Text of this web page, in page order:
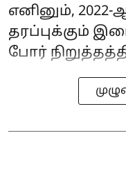
எனினும்,
தரப்புக்கும்
போர்